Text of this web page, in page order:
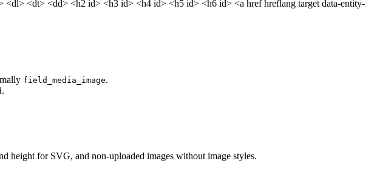
<dt> <dd> <h2 id> <h3 id> <h4 id> <h5 id> <h6 id> <a href hreflang target data-entity-
field_media_image.
.
height for SVG, and non-uploaded images without image styles.